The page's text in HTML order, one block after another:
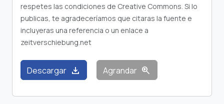
respetes las condiciones de Creative Commons. Si lo
publicas, te agradeceríamos que citaras la fuente e
incluyeras una referencia o un enlace a
zeitverschiebung.net
Descargar download Agrandar zoom_in